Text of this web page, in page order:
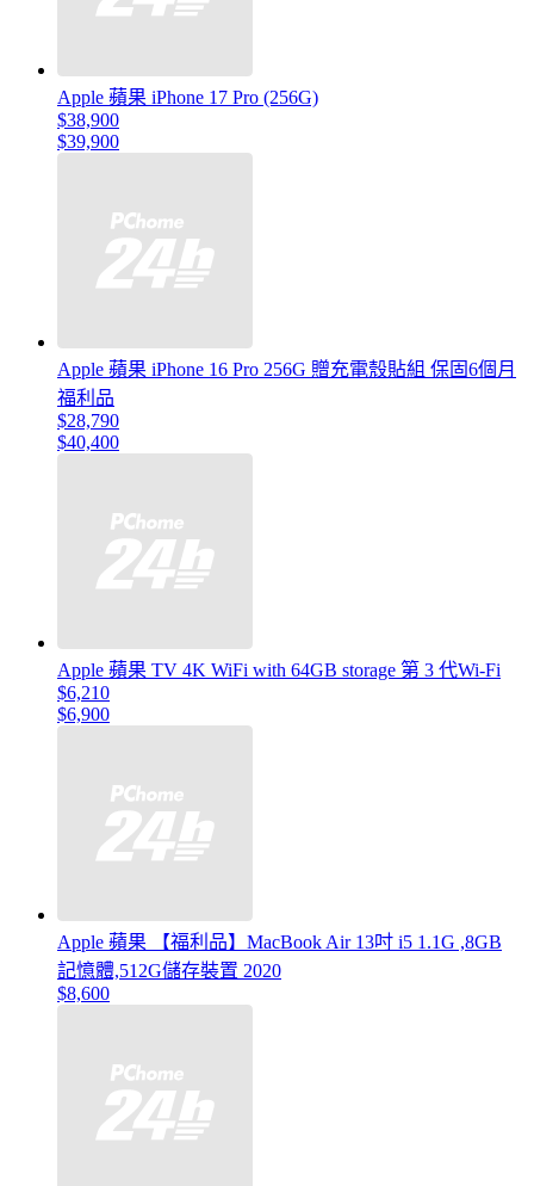
Apple 蘋果 iPhone 17 Pro (256G)
$38,900
$39,900
Apple 蘋果 iPhone 16 Pro 256G 贈充電殼貼組 保固6個月
福利品
$28,790
$40,400
Apple 蘋果 TV 4K WiFi with 64GB storage 第 3 代Wi-Fi
$6,210
$6,900
Apple 蘋果 【福利品】MacBook Air 13吋 i5 1.1G ,8GB
記憶體,512G儲存裝置 2020
$8,600